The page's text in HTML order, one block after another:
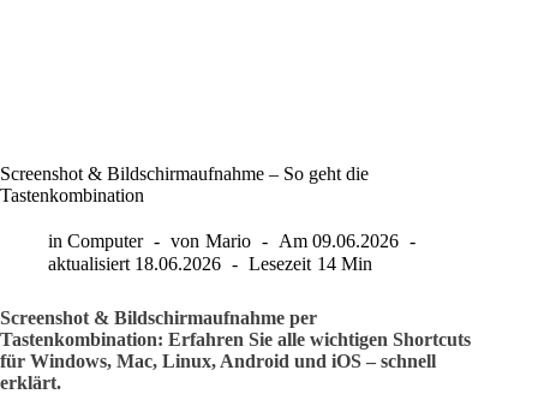
Screenshot & Bildschirmaufnahme – So geht die
Tastenkombination
in Computer von Mario Am 09.06.2026
aktualisiert 18.06.2026 Lesezeit 14 Min
Screenshot & Bildschirmaufnahme per
Tastenkombination: Erfahren Sie alle wichtigen Shortcuts
für Windows, Mac, Linux, Android und iOS – schnell
erklärt.